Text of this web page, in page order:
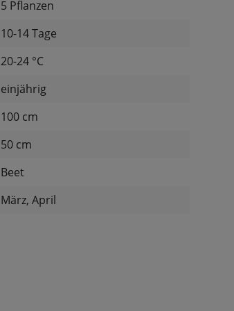
5 Pflanzen
10-14 Tage
20-24 °C
einjährig
100 cm
50 cm
Beet
März, April